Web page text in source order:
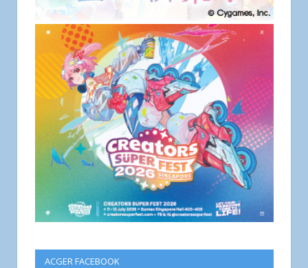
ACGER FACEBOOK